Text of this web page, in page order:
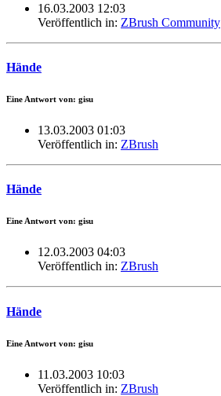
16.03.2003 12:03
Veröffentlich in: ZBrush Community
Hände
Eine Antwort von: gisu
13.03.2003 01:03
Veröffentlich in: ZBrush
Hände
Eine Antwort von: gisu
12.03.2003 04:03
Veröffentlich in: ZBrush
Hände
Eine Antwort von: gisu
11.03.2003 10:03
Veröffentlich in: ZBrush